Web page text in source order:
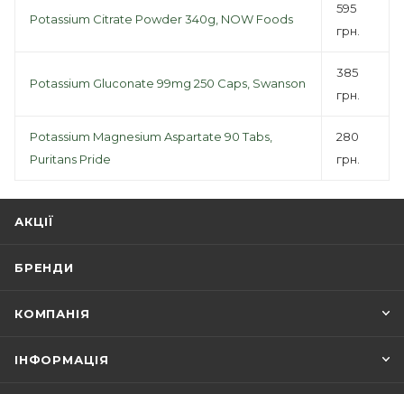
Potassium Citrate Powder 340g, NOW Foods
595
грн.
Potassium Gluconate 99mg 250 Caps, Swanson
385
грн.
Potassium Magnesium Aspartate 90 Tabs,
Puritans Pride
280
грн.
АКЦІЇ
БРЕНДИ
КОМПАНІЯ
ІНФОРМАЦІЯ